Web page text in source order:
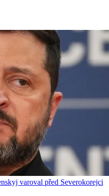
varoval před Severokorejci